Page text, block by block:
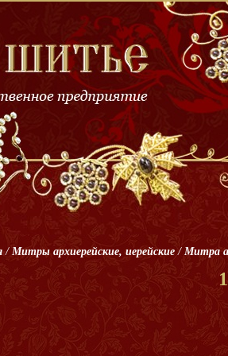
/ Митры архиерейские, иерейские / Митра